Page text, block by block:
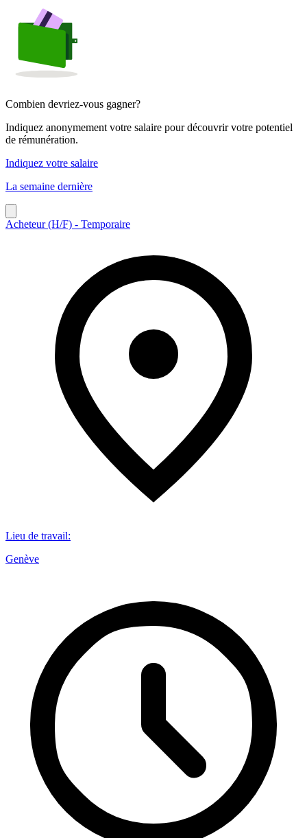
Combien devriez-vous gagner?
Indiquez anonymement votre salaire pour découvrir votre potentiel
de rémunération.
Indiquez votre salaire
La semaine dernière
Acheteur (H/F) - Temporaire
Lieu de travail:
Genève